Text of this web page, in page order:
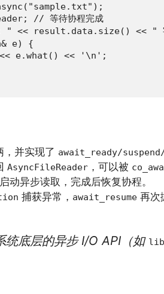
// 等待协程完成
" << result.data.size() << "
e) {
e.what() << '\n';
，并实现了 await_ready/
AsyncFileReader ，可以被
动异步读取，完成后恢复协程。
捕获异常， await_resume 再次
统底层的异步 I/O API（如